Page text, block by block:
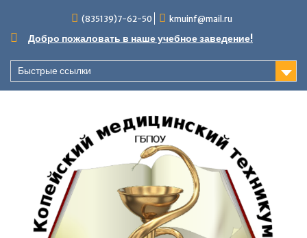
содержимому
(835139)7-62-50 kmuinf@mail.ru
Добро пожаловать в наше учебное заведение!
Быстрые ссылки